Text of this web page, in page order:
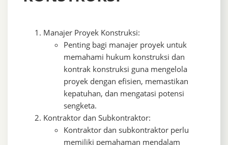
Manajer Proyek Konstruksi:
Penting bagi manajer proyek untuk
memahami hukum konstruksi dan
kontrak konstruksi guna mengelola
proyek dengan efisien, memastikan
kepatuhan, dan mengatasi potensi
sengketa.
Kontraktor dan Subkontraktor:
Kontraktor dan subkontraktor perlu
memiliki pemahaman mendalam